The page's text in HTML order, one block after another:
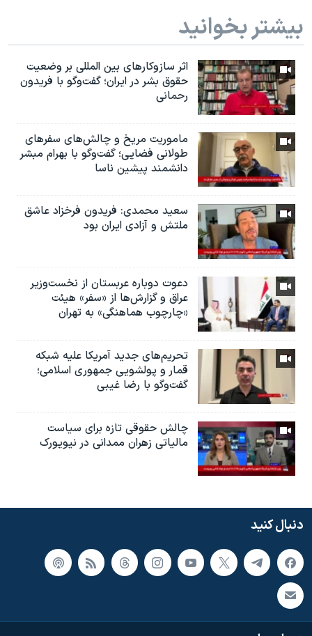
بیشتر بخوانید
اثر ساز‌و‌کارهای بین المللی بر وضعیت
حقوق بشر در ایران؛ گفت‌وگو با فریدون
رحمانی
ماموریت مریخ و چالش‌های سفرهای
طولانی فضایی؛ گفت‌وگو با بهرام مبشر
دانشمند پیشین ناسا
سعید محمدی: فریدون فرخزاد عاشق
ملتش و آزادی ایران بود
دعوت دوباره عربستان از نخست‌وزیر
عراق و گزارش‌ها از «سفر» هیئت
«چارچوب هماهنگی» به تهران
تحریم‌های جدید آمریکا علیه شبکه
قمار و پولشویی جمهوری اسلامی؛
گفت‌وگو با رضا غیبی
چالش حقوقی تازه برای سیاست
مالیاتی زهران ممدانی در نیویورک
دنبال کنید